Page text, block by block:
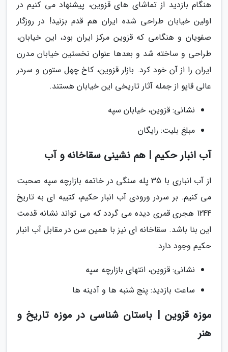
هنگام بازدید از تماشای های قزوین، پیشنهاد می کنیم در
اولین خیابان طراحی شده ایران هم قدم بزنید! در روزگار
صفویان و هنگامی که قزوین مرکز ایران بود، این خیابان،
طراحی و ساخته شد و بعدها عنوان نخستین خیابان مدرن
ایران را از آن خود کرد. بازار قزوین، کاخ چهل ستون و سردر
عالی قاپو از جمله آثار تاریخی این خیابان هستند.
نشانی: قزوین، خیابان سپه
مبلغ بلیت: رایگان
آب انبار حکیم | هم نشینی سقاخانه و آب
از آب انباری با 35 پله سنگی در خاتمه بازارچه سپه صحبت
می کنیم. بر سردر ورودی آب انبار حکیم، کتیبه ای به تاریخ
1244 هجری قمری دیده می گردد که می تواند نشانه قدمت
این بنا باشد. سقاخانه ای نیز با همین سن در مقابل آب انبار
حکیم وجود دارد.
نشانی: قزوین، انتهای بازارچه سپه
ساعت بازدید: پنج شنبه ها و آدینه ها
موزه قزوین | باستان شناسی در موزه تاریخ و
هنر